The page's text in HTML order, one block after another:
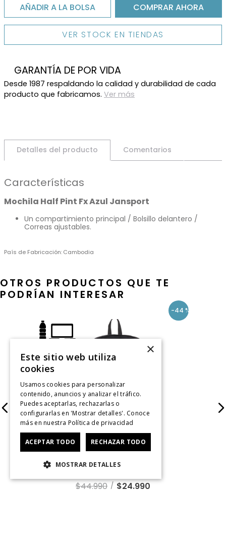
AÑADIR A LA BOLSA COMPRAR AHORA
VER STOCK EN TIENDAS
GARANTÍA DE POR VIDA
Desde 1987 respaldando la calidad y durabilidad de cada
producto que fabricamos. Ver más
Detalles del producto Comentarios
Características
Mochila Half Pint Fx Azul Jansport
Un compartimiento principal / Bolsillo delantero /
Correas ajustables.
País de Fabricación Cambodia
OTROS PRODUCTOS QUE TE
PODRÍAN INTERESAR
-44 %
Superbreak Plus
$44.990 $24.990
×
Este sitio web utiliza
cookies
Usamos cookies para personalizar
contenido, anuncios y analizar el tráfico.
Puedes aceptarlas, rechazarlas o
configurarlas en 'Mostrar detalles'. Conoce
más en nuestra Política de privacidad
ACEPTAR TODO RECHAZAR TODO
MOSTRAR DETALLES